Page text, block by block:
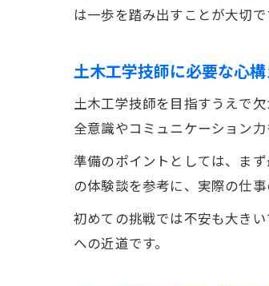
は一歩を踏み出すことが大切で
土木工学技師に必要な心
土木工学技師を目指すうえで
全意識やコミュニケーション力
準備のポイントとしては、ま
の体験談を参考に、実際の仕
初めての挑戦では不安も大き
への近道です。